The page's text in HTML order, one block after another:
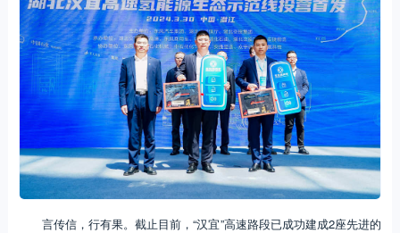
言传信，行有果。截止目前，“汉宜”高速路段已成功建成2座先进的